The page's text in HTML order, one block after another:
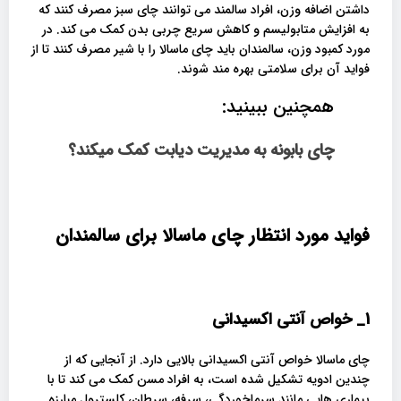
داشتن اضافه وزن، افراد سالمند می توانند چای سبز مصرف کنند که
به افزایش متابولیسم و ​​کاهش سریع چربی بدن کمک می کند. در
مورد کمبود وزن، سالمندان باید چای ماسالا را با شیر مصرف کنند تا از
فواید آن برای سلامتی بهره مند شوند.
همچنین ببینید:
چای بابونه به مدیریت دیابت کمک میکند؟
فواید مورد انتظار چای ماسالا برای سالمندان
1_ خواص آنتی اکسیدانی
چای ماسالا خواص آنتی اکسیدانی بالایی دارد. از آنجایی که از
چندین ادویه تشکیل شده است، به افراد مسن کمک می کند تا با